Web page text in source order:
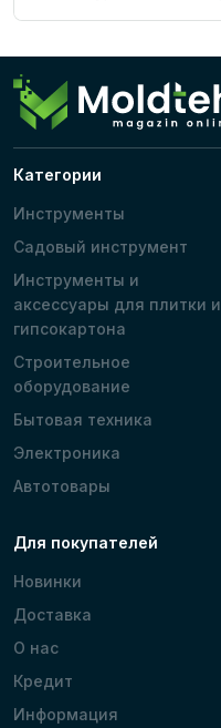
Категории
Инструменты
Садовый инструмент
Инструменты и
аксессуары для плитки и
гипсокартона
Строительное
оборудование
Бытовая техника
Электроника
Автотовары
Для покупателей
Новинки
Доставка
О нас
Кредит
Информация